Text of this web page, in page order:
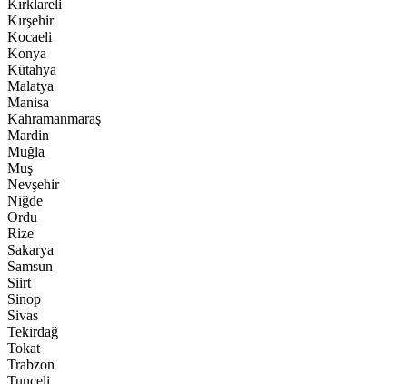
Kırklareli
Kırşehir
Kocaeli
Konya
Kütahya
Malatya
Manisa
Kahramanmaraş
Mardin
Muğla
Muş
Nevşehir
Niğde
Ordu
Rize
Sakarya
Samsun
Siirt
Sinop
Sivas
Tekirdağ
Tokat
Trabzon
Tunceli